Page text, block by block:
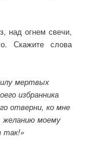
над огнем свечи,
Скажите слова
мертвых
избранника
отверни, ко мне
желанию моему
так!»